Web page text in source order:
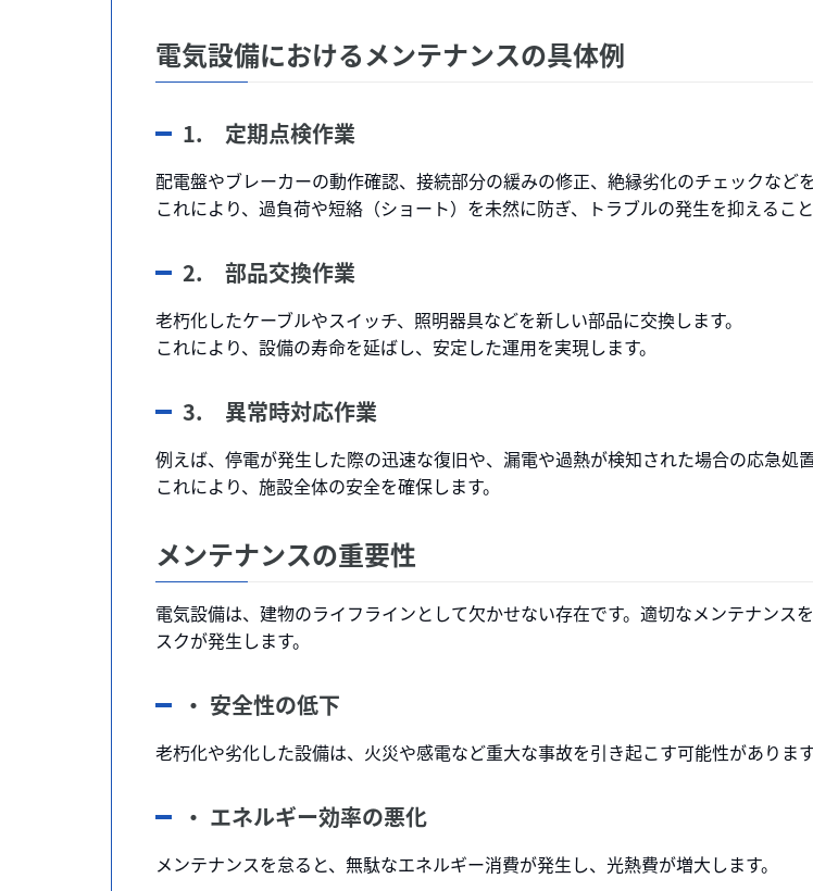
電気設備におけるメンテナンスの具体例
1. 定期点検作業
配電盤やブレーカーの動作確認、接続部分の緩みの修正、絶縁劣化のチェックなどを
これにより、過負荷や短絡（ショート）を未然に防ぎ、トラブルの発生を抑えること
2. 部品交換作業
老朽化したケーブルやスイッチ、照明器具などを新しい部品に交換します。
これにより、設備の寿命を延ばし、安定した運用を実現します。
3. 異常時対応作業
例えば、停電が発生した際の迅速な復旧や、漏電や過熱が検知された場合の応急処置
これにより、施設全体の安全を確保します。
メンテナンスの重要性
電気設備は、建物のライフラインとして欠かせない存在です。適切なメンテナンス
スクが発生します。
・ 安全性の低下
老朽化や劣化した設備は、火災や感電など重大な事故を引き起こす可能性があります
・ エネルギー効率の悪化
メンテナンスを怠ると、無駄なエネルギー消費が発生し、光熱費が増大します。